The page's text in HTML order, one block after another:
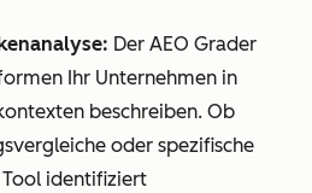
Der AEO Grader
Ihr Unternehmen in
beschreiben. Ob
oder spezifische
identifiziert